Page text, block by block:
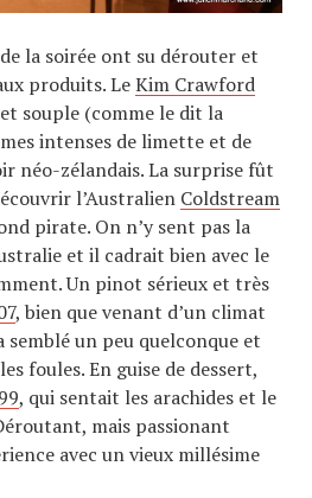
la soirée ont su dérouter et
produits. LeKim Crawford
souple (comme le dit la
intenses de limette et de
néo-zélandais. La surprise fût
l’Australien Coldstream
pirate. On n’y sent pas la
et il cadrait bien avec le
Un pinot sérieux et très
, bien que venant d’un climat
semblé un peu quelconque et
foules. En guise de dessert,
, qui sentait les arachides et le
mais passionant
avec un vieux millésime